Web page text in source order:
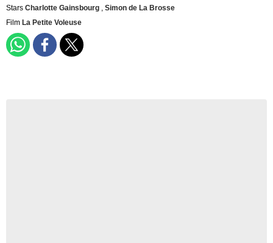
Stars Charlotte Gainsbourg , Simon de La Brosse
Film La Petite Voleuse